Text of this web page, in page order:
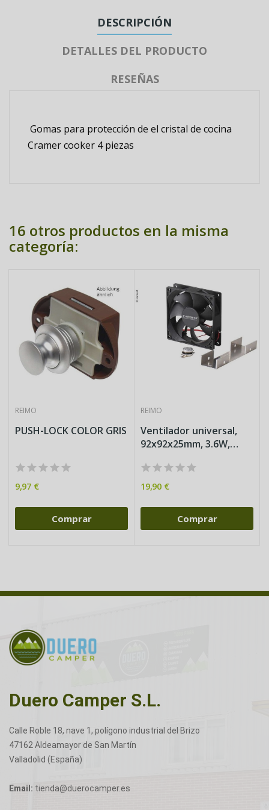
DESCRIPCIÓN
DETALLES DEL PRODUCTO
RESEÑAS
Gomas para protección de el cristal de cocina
Cramer cooker 4 piezas
16 otros productos en la misma
categoría:
REIMO
PUSH-LOCK COLOR GRIS
9,97 €
Comprar
REIMO
Ventilador universal,
92x92x25mm, 3.6W,
19,90 €
Comprar
Duero Camper S.L.
Calle Roble 18, nave 1, polígono industrial del Brizo
47162 Aldeamayor de San Martín
Valladolid (España)
Email: tienda@duerocamper.es